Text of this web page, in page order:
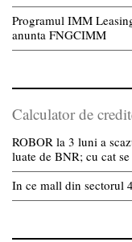
Programul IMM
anunta FNGCIMM
Calculator de
ROBOR la 3 luni a
luate de BNR; cu cat
In ce mall din sectorul